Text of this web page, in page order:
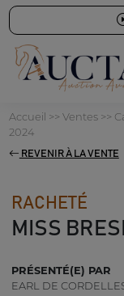
Accueil >> Ventes>>
2024
REVENIR À LA VENTE
RACHETÉ
MISS
PRÉSENTÉ(E) PAR
EARL DE